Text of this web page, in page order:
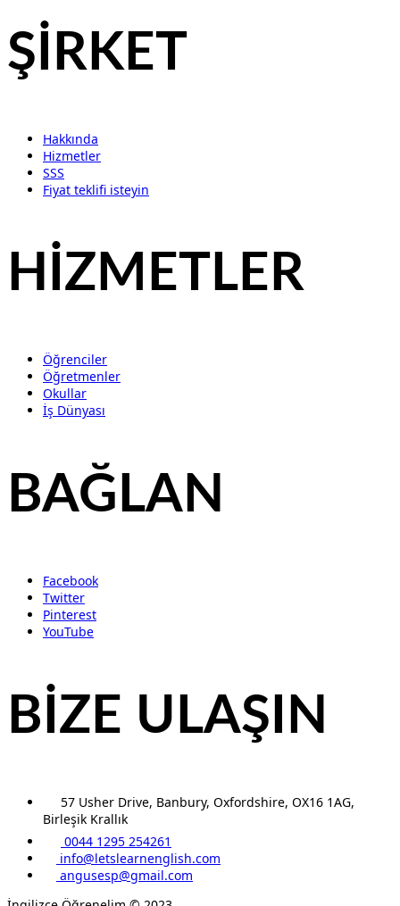
ŞİRKET
Hakkında
Hizmetler
SSS
Fiyat teklifi isteyin
HİZMETLER
Öğrenciler
Öğretmenler
Okullar
İş Dünyası
BAĞLAN
Facebook
Twitter
Pinterest
YouTube
BİZE ULAŞIN
57 Usher Drive, Banbury, Oxfordshire, OX16 1AG,
Birleşik Krallık
0044 1295 254261
info@letslearnenglish.com
angusesp@gmail.com